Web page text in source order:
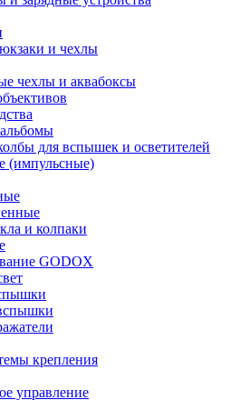
и чехлы
чехлы и аквабоксы
для вспышек и осветителей
(импульсные)
и колпаки
GODOX
крепления
управление